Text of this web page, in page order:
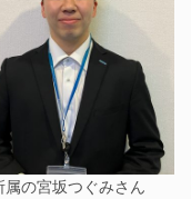
の宮坂つぐみさん